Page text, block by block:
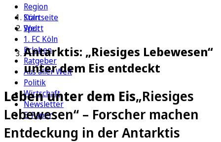
Region
Köln
Sport
1. FC Köln
Erleben
Ratgeber
Aus aller Welt
Politik
Wirtschaft
Newsletter
E-Paper
Startseite
Welt
Antarktis: „Riesiges Lebewesen“
unter dem Eis entdeckt
Leben unter dem Eis„Riesiges
Lebewesen“ – Forscher machen
Entdeckung in der Antarktis